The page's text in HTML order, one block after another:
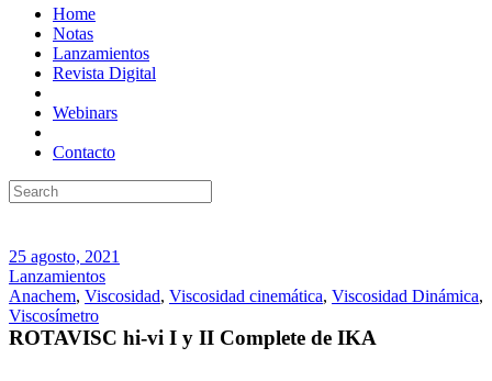
Home
Notas
Lanzamientos
Revista Digital
Webinars
Contacto
25 agosto, 2021
Lanzamientos
Anachem, Viscosidad, Viscosidad cinemática, Viscosidad Dinámica,
Viscosímetro
ROTAVISC hi-vi I y II Complete de IKA